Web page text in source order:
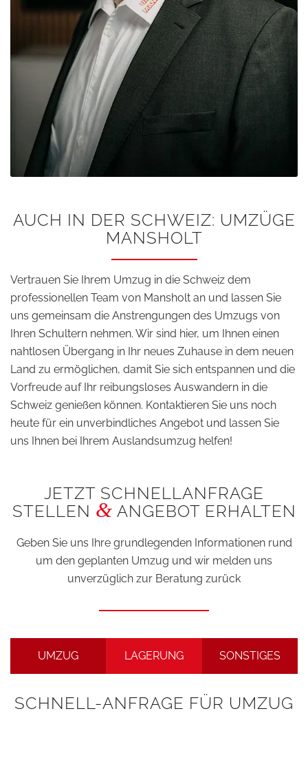
AUCH IN DER SCHWEIZ: UMZÜGE
MANSHOLT
Vertrauen Sie Ihrem Umzug in die Schweiz dem
professionellen Team von Mansholt an und lassen Sie
uns gemeinsam die Anstrengungen des Umzugs von
Ihren Schultern nehmen. Wir sind hier, um Ihnen einen
nahtlosen Übergang in Ihr neues Zuhause in dem neuen
Land zu ermöglichen, damit Sie sich entspannen und die
Vorfreude auf Ihr reibungsloses Auswandern in die
Schweiz genießen können. Kontaktieren Sie uns noch
heute für ein unverbindliches Angebot und lassen Sie
uns Ihnen bei Ihrem Auslandsumzug helfen!
JETZT SCHNELLANFRAGE
STELLEN & ANGEBOT ERHALTEN
Geben Sie uns Ihre grundlegenden Informationen rund
um den geplanten Umzug und wir melden uns
unverzüglich zur Beratung zurück
UMZUG LAGERUNG SONSTIGES
SCHNELL-ANFRAGE FÜR UMZUG